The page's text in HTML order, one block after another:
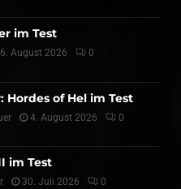
im Test
6. August 2026 0
Hordes of Hel im Test
4. August 2026 0
im Test
30. Juli 2026 0